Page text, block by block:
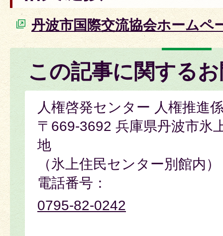
丹波市国際交流協会ホームペ
この記事に関する
人権啓発センター 人権推進
〒669-3692 兵庫県丹波市氷
地
（氷上住民センター別館内）
電話番号：
0795-82-0242